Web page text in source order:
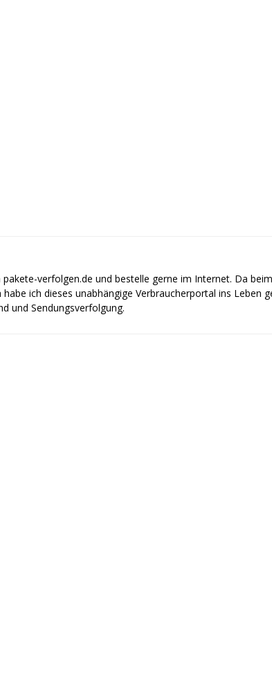
verfolgen.de und bestelle gerne im Internet. Da
ich dieses unabhängige Verbraucherportal ins Leben
und Sendungsverfolgung.